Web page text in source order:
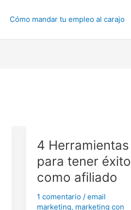
Cómo mandar tu empleo al carajo
4 Herramientas
para tener éxito
como afiliado
1 comentario /email
marketing, marketing con